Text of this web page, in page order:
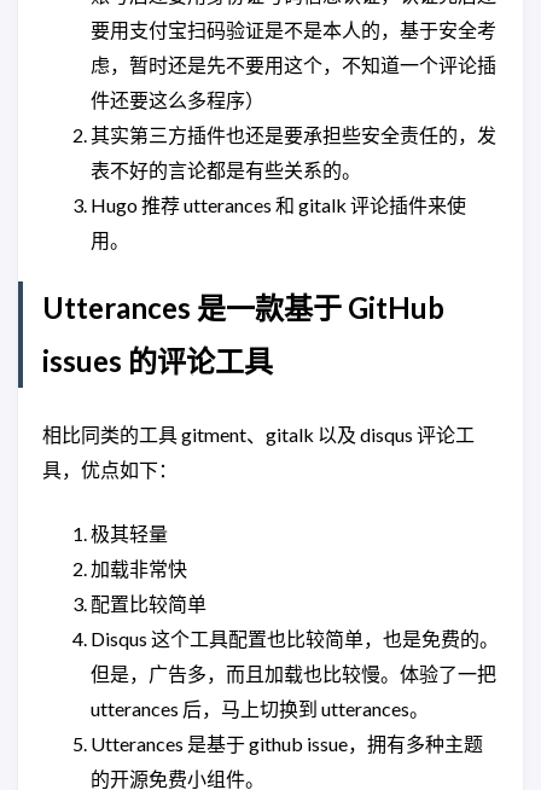
要用支付宝扫码验证是不是本人的，基于安全考
虑，暂时还是先不要用这个，不知道一个评论插
件还要这么多程序）
其实第三方插件也还是要承担些安全责任的，发
表不好的言论都是有些关系的。
Hugo 推荐 utterances 和 gitalk 评论插件来使
用。
Utterances 是一款基于 GitHub
issues 的评论工具
相比同类的工具 gitment、gitalk 以及 disqus 评论工
具，优点如下：
极其轻量
加载非常快
配置比较简单
Disqus 这个工具配置也比较简单，也是免费的。
但是，广告多，而且加载也比较慢。体验了一把
utterances 后，马上切换到 utterances。
Utterances 是基于 github issue，拥有多种主题
的开源免费小组件。